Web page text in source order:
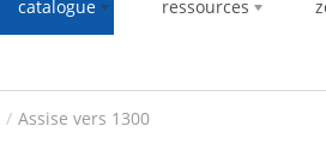
catalogue ressources
/ Assise vers 1300